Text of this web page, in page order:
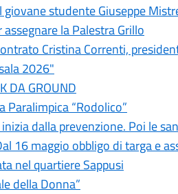
giovane studente Giuseppe
la Palestra Grillo
Cristina Correnti,
2026"
DA GROUND
Paralimpica “Rodolico”
dalla prevenzione. Poi le
16 maggio obbligo di targa e
nel quartiere Sappusi
della Donna”